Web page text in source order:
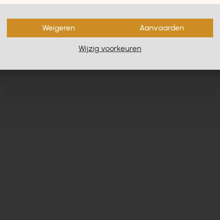
zullen u zeker en vast
Weigeren Aanvaarden
Wijzig voorkeuren